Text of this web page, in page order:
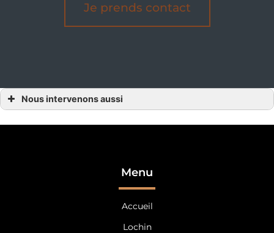
Je prends contact
Nous intervenons aussi
Menu
Accueil
Lochin